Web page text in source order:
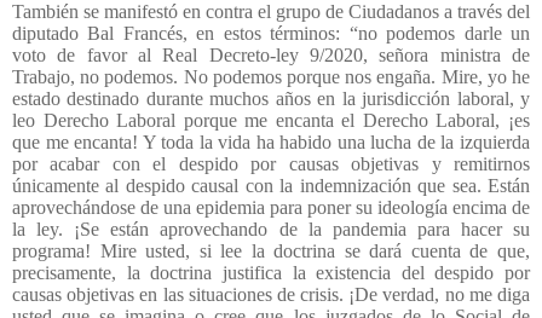
También se manifestó en contra el grupo de Ciudadanos a través del
diputado Bal Francés, en estos términos: “no podemos darle un
voto de favor al Real Decreto-ley 9/2020, señora ministra de
Trabajo, no podemos. No podemos porque nos engaña. Mire, yo he
estado destinado durante muchos años en la jurisdicción laboral, y
leo Derecho Laboral porque me encanta el Derecho Laboral, ¡es
que me encanta! Y toda la vida ha habido una lucha de la izquierda
por acabar con el despido por causas objetivas y remitirnos
únicamente al despido causal con la indemnización que sea. Están
aprovechándose de una epidemia para poner su ideología encima de
la ley. ¡Se están aprovechando de la pandemia para hacer su
programa! Mire usted, si lee la doctrina se dará cuenta de que,
precisamente, la doctrina justifica la existencia del despido por
causas objetivas en las situaciones de crisis. ¡De verdad, no me diga